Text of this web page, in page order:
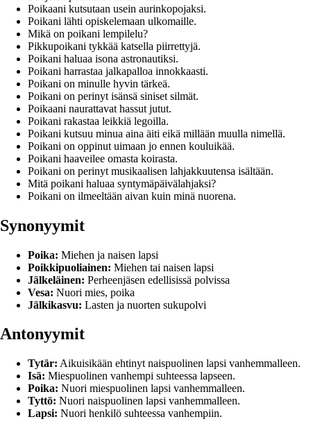
Poikaani kutsutaan usein aurinkopojaksi.
Poikani lähti opiskelemaan ulkomaille.
Mikä on poikani lempilelu?
Pikkupoikani tykkää katsella piirrettyjä.
Poikani haluaa isona astronautiksi.
Poikani harrastaa jalkapalloa innokkaasti.
Poikani on minulle hyvin tärkeä.
Poikani on perinyt isänsä siniset silmät.
Poikaani naurattavat hassut jutut.
Poikani rakastaa leikkiä legoilla.
Poikani kutsuu minua aina äiti eikä millään muulla nimellä.
Poikani on oppinut uimaan jo ennen kouluikää.
Poikani haaveilee omasta koirasta.
Poikani on perinyt musikaalisen lahjakkuutensa isältään.
Mitä poikani haluaa syntymäpäivälahjaksi?
Poikani on ilmeeltään aivan kuin minä nuorena.
Synonyymit
Poika: Miehen ja naisen lapsi
Poikkipuoliainen: Miehen tai naisen lapsi
Jälkeläinen: Perheenjäsen edellisissä polvissa
Vesa: Nuori mies, poika
Jälkikasvu: Lasten ja nuorten sukupolvi
Antonyymit
Tytär: Aikuisikään ehtinyt naispuolinen lapsi vanhemmalleen.
Isä: Miespuolinen vanhempi suhteessa lapseen.
Poika: Nuori miespuolinen lapsi vanhemmalleen.
Tyttö: Nuori naispuolinen lapsi vanhemmalleen.
Lapsi: Nuori henkilö suhteessa vanhempiin.